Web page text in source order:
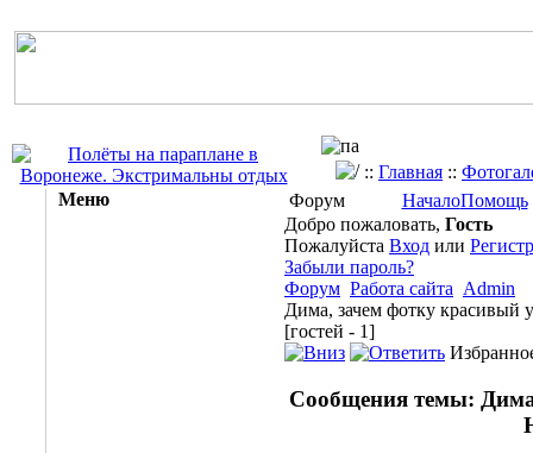
:: Главная ::
Меню
Форум НачалоПомощь
Добро пожаловать, Гость
Пожалуйста Вход или
Забыли пароль?
Форум Работа сайта Admin
Дима, зачем фотку красивый
[гостей - 1]
Сообщения темы: